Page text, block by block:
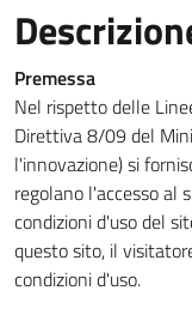
Premessa
Nel rispetto delle
Direttiva 8/09 del
l'innovazione) si
regolano l'accesso al
condizioni d'uso del
questo sito, il
condizioni d'uso.